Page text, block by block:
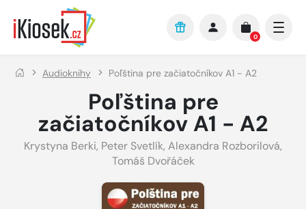
Přejít na hlavní obsah
0
Audioknihy Poľština pre začiatočníkov A1 - A2
Poľština pre
začiatočníkov A1 - A2
Krystyna Berki, Peter Svetlík, Alexandra Rozborilová,
Tomáš Dvořáček